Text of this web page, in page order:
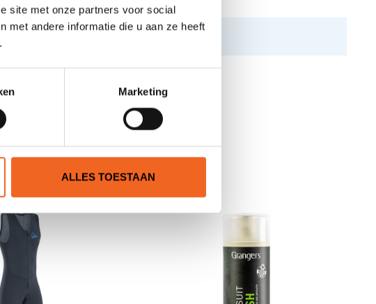
site met onze partners voor social
met andere informatie die u aan ze heeft
Marketing
ALLES TOESTAAN